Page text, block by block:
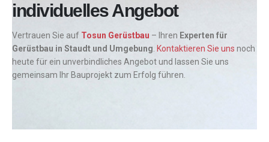
individuelles Angebot
Vertrauen Sie auf Tosun Gerüstbau – Ihren Experten für
Gerüstbau in Staudt und Umgebung Kontaktieren Sie uns noch
heute für ein unverbindliches Angebot und lassen Sie uns
gemeinsam Ihr Bauprojekt zum Erfolg führen.